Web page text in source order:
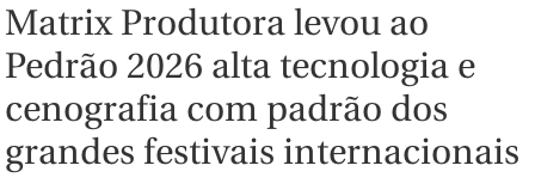
Matrix Produtora levou ao
Pedrão 2026 alta tecnologia e
cenografia com padrão dos
grandes festivais internacionais